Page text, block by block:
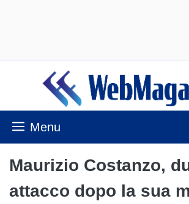
contenuto
Menu
Maurizio Costanzo,
attacco dopo la sua